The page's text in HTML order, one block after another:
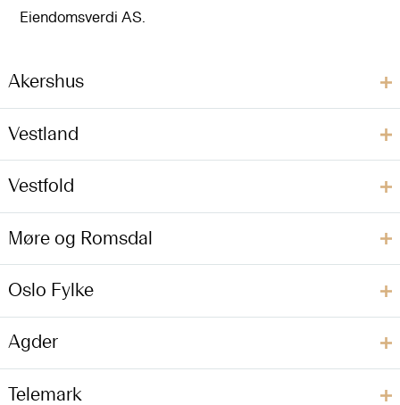
Eiendomsverdi AS.
Akershus
Vestland
Vestfold
Møre og Romsdal
Oslo Fylke
Agder
Telemark